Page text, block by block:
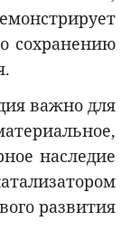
сохранению
важно для
наследие
развития